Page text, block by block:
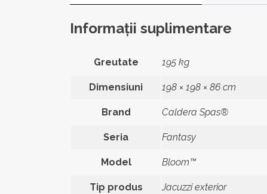
Informații suplimentare
Greutate 195 kg
Dimensiuni 198 × 198 × 86 cm
Brand Caldera Spas®
Seria Fantasy
Model Bloom™
Tip produs Jacuzzi exterior